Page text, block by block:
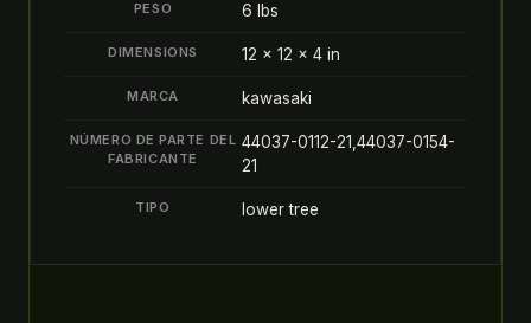
DELANTERAS
TRIPLE
PESO 6 lbs
DIMENSIONS 12 × 12 × 4 in
MARCA kawasaki
NÚMERO DE PARTE DEL
FABRICANTE
44037-0112-21,44037-0154-
21
TIPO lower tree